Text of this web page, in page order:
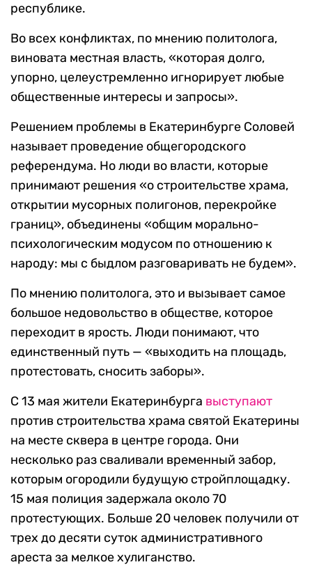
республике.
Во всех конфликтах, по мнению политолога,
виновата местная власть, «которая долго,
упорно, целеустремленно игнорирует любые
общественные интересы и запросы».
Решением проблемы в Екатеринбурге Соловей
называет проведение общегородского
референдума. Но люди во власти, которые
принимают решения «о строительстве храма,
открытии мусорных полигонов, перекройке
границ», объединены «общим морально-
психологическим модусом по отношению к
народу: мы с быдлом разговаривать не будем».
По мнению политолога, это и вызывает самое
большое недовольство в обществе, которое
переходит в ярость. Люди понимают, что
единственный путь — «выходить на площадь,
протестовать, сносить заборы».
С 13 мая жители Екатеринбурга выступают
против строительства храма святой Екатерины
на месте сквера в центре города. Они
несколько раз сваливали временный забор,
которым огородили будущую стройплощадку.
15 мая полиция задержала около 70
протестующих. Больше 20 человек получили от
трех до десяти суток административного
ареста за мелкое хулиганство.